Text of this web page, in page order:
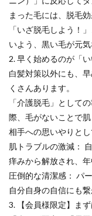
まった毛には、脱毛
「いざ脱毛しよう！
いよう、黒い毛が元
2. 早く始めるのが「
白髪対策以外にも、
くさんあります。
「介護脱毛」として
際、毛がないことで
相手への思いやりとし
肌トラブルの激減：
痒みから解放され、年
圧倒的な清潔感： パ
自分自身の自信にも繋
3. 【会員様限定】ま